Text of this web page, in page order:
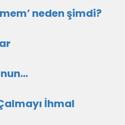
neden şimdi?
İhmal